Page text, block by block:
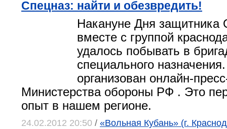
Спецназ: найти и обезвредить!
Накануне Дня защитника
вместе с группой
удалось побывать в
специального
организован онлайн-
Министерства обороны РФ . Это
опыт в нашем регионе.
24.02.2012 20:50 / «Вольная Кубань» (г.